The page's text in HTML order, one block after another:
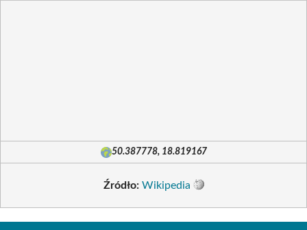
50.387778, 18.819167
Źródło: Wikipedia